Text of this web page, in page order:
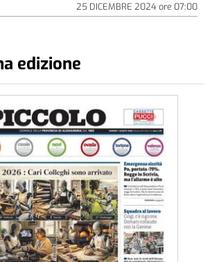
25 DICEMBRE 2024ore 07:00
edizione